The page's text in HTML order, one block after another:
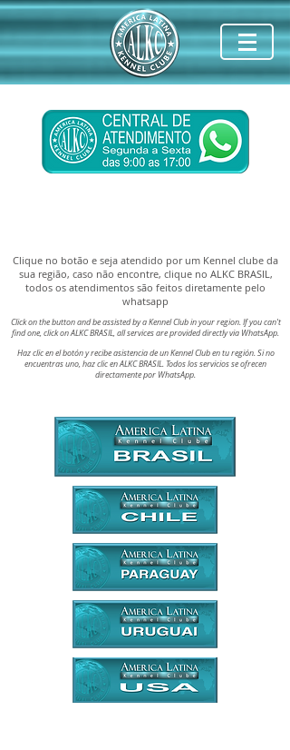
Clique no botão e seja atendido por um Kennel clube da
sua região, caso não encontre, clique no ALKC BRASIL,
todos os atendimentos são feitos diretamente pelo
whatsapp
Click on the button and be assisted by a Kennel Club in your region. If you can't
find one, click on ALKC BRASIL, all services are provided directly via WhatsApp.
Haz clic en el botón y recibe asistencia de un Kennel Club en tu región. Si no
encuentras uno, haz clic en ALKC BRASIL. Todos los servicios se ofrecen
directamente por WhatsApp.